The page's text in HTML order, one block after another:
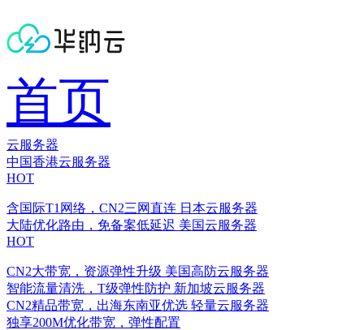
首页
云服务器
中国香港云服务器
HOT
含国际T1网络，CN2三网直连 日本云服务器
大陆优化路由，免备案低延迟 美国云服务器
HOT
CN2大带宽，资源弹性升级 美国高防云服务器
智能流量清洗，T级弹性防护 新加坡云服务器
CN2精品带宽，出海东南亚优选 轻量云服务器
独享200M优化带宽，弹性配置